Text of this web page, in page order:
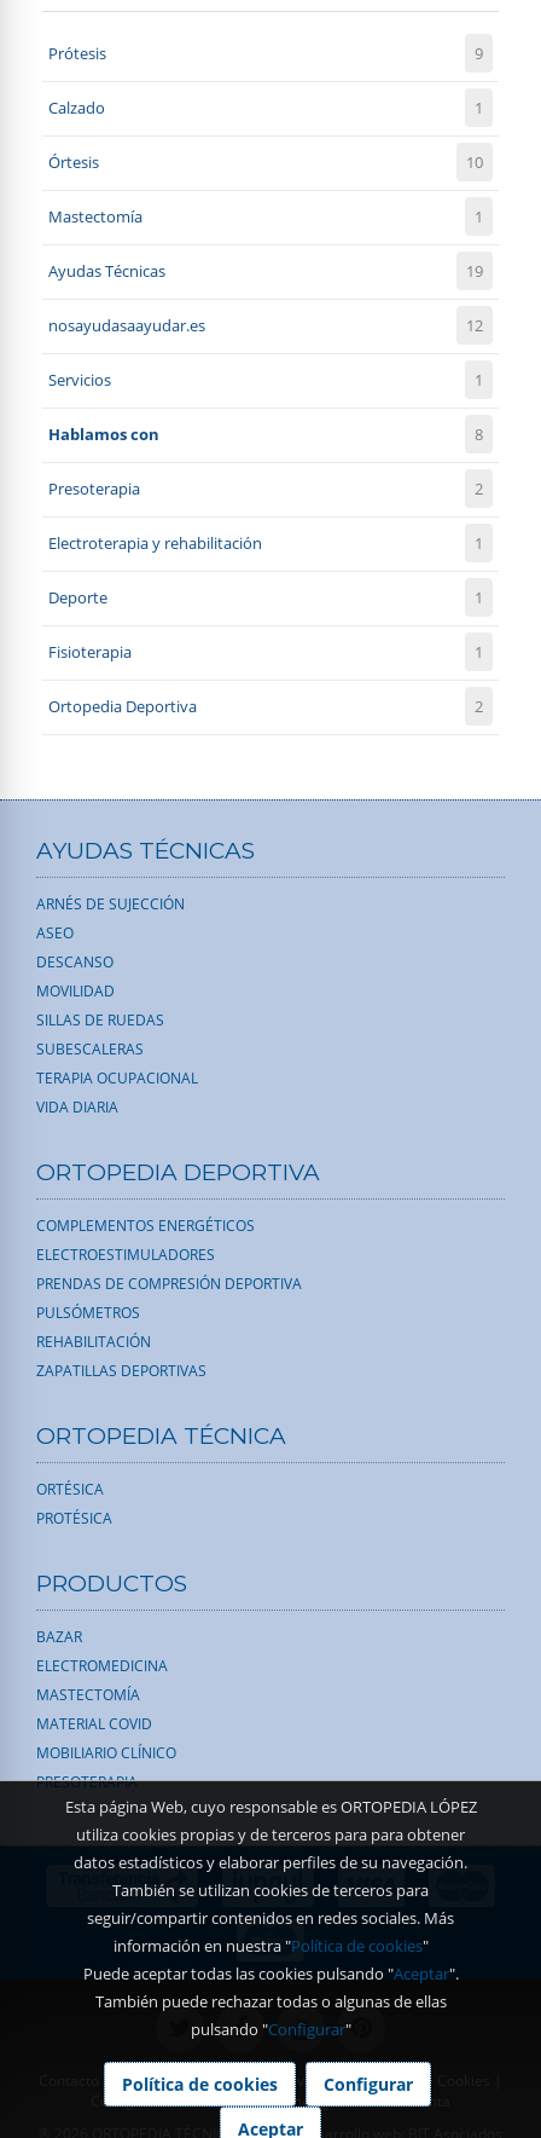
Esta página Web, cuyo responsable es ORTOPEDIA LÓPEZ
utiliza cookies propias y de terceros para para obtener
datos estadísticos y elaborar perfiles de su navegación.
También se utilizan cookies de terceros para
seguir/compartir contenidos en redes sociales. Más
información en nuestra "Política de cookies"
Puede aceptar todas las cookies pulsando "Aceptar".
También puede rechazar todas o algunas de ellas
pulsando "Configurar"
Política de cookies
Configurar
Aceptar
Prótesis 9
Calzado 1
Órtesis 10
Mastectomía 1
Ayudas Técnicas 19
nosayudasaayudar.es 12
Servicios 1
Hablamos con 8
Presoterapia 2
Electroterapia y rehabilitación 1
Deporte 1
Fisioterapia 1
Ortopedia Deportiva 2
AYUDAS TÉCNICAS
ARNÉS DE SUJECCIÓN
ASEO
DESCANSO
MOVILIDAD
SILLAS DE RUEDAS
SUBESCALERAS
TERAPIA OCUPACIONAL
VIDA DIARIA
ORTOPEDIA DEPORTIVA
COMPLEMENTOS ENERGÉTICOS
ELECTROESTIMULADORES
PRENDAS DE COMPRESIÓN DEPORTIVA
PULSÓMETROS
REHABILITACIÓN
ZAPATILLAS DEPORTIVAS
ORTOPEDIA TÉCNICA
ORTÉSICA
PROTÉSICA
PRODUCTOS
BAZAR
ELECTROMEDICINA
MASTECTOMÍA
MATERIAL COVID
MOBILIARIO CLÍNICO
PRESOTERAPIA
| Aviso Legal|Política de Privacidad|Política de Cookies
Configurar Cookies|Condiciones generales de venta
® 2026 ORTOPEDIA TÉCNICA LÓPEZ | Desarrollo web: